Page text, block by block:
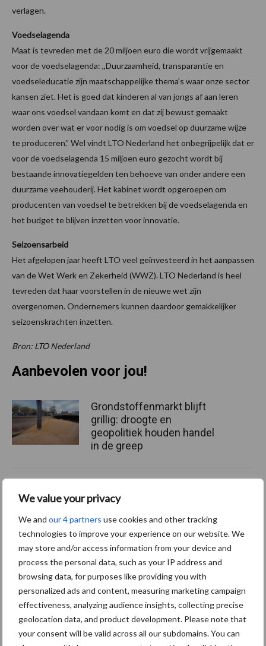
We value your privacy
We and our 4 partners use cookies and other tracking
technologies to improve your experience on our website. We
may store and/or access information from your device and
process the personal data, such as your IP address and
browsing data, for purposes like providing you with
personalized ads and content, measuring marketing campaign
effectiveness, analyzing audience insights, collecting precise
geolocation data, and product development. Please note that
your consent will be valid across all our subdomains. You can
verlagen.
Voedselagenda
Maat is tevreden met de 20 miljoen euro die wordt vrijgemaakt
voor de voedselagenda: ,,Duurzaamheid, transparantie en
voedseleducatie zijn maatschappelijke thema’s waar onze sector
kansen ziet. Het is goed dat kinderen al van jongs af aan leren
waar ons voedsel vandaan komt en dat zij bewust gemaakt
worden over wat er voor nodig is om voedsel op duurzame wijze
te produceren.” Wel vindt LTO Nederland het onbegrijpelijk dat er
voor de voedselagenda 15 miljoen euro gezocht wordt bij
bestaande innovatiegelden ten behoeve van onder andere een
duurzame veehouderij. Het kabinet wordt opgeroepen om
producenten van voedsel te betrekken bij de voedselagenda en
het budget te blijven inzetten voor innovatie.
Seizoensarbeid
Het afgelopen jaar heeft LTO veel geïnvesteerd in het aanpassen
van de Wet Werk en Zekerheid (WWZ). LTO Nederland is heel
tevreden dat haar voorstellen in de nieuwe wet zijn
overgenomen. Ondernemers kunnen daardoor gemakkelijker
seizoenskrachten inzetten.
Bron: LTO Nederland
Aanbevolen voor jou!
Grondstoffenmarkt blijft
grillig: droogte en
geopolitiek houden handel
in de greep
onderschatte risicofactor
ForFarmers ziet volume en
marktaandeel groeien in
krimpende Nederlandse
markt